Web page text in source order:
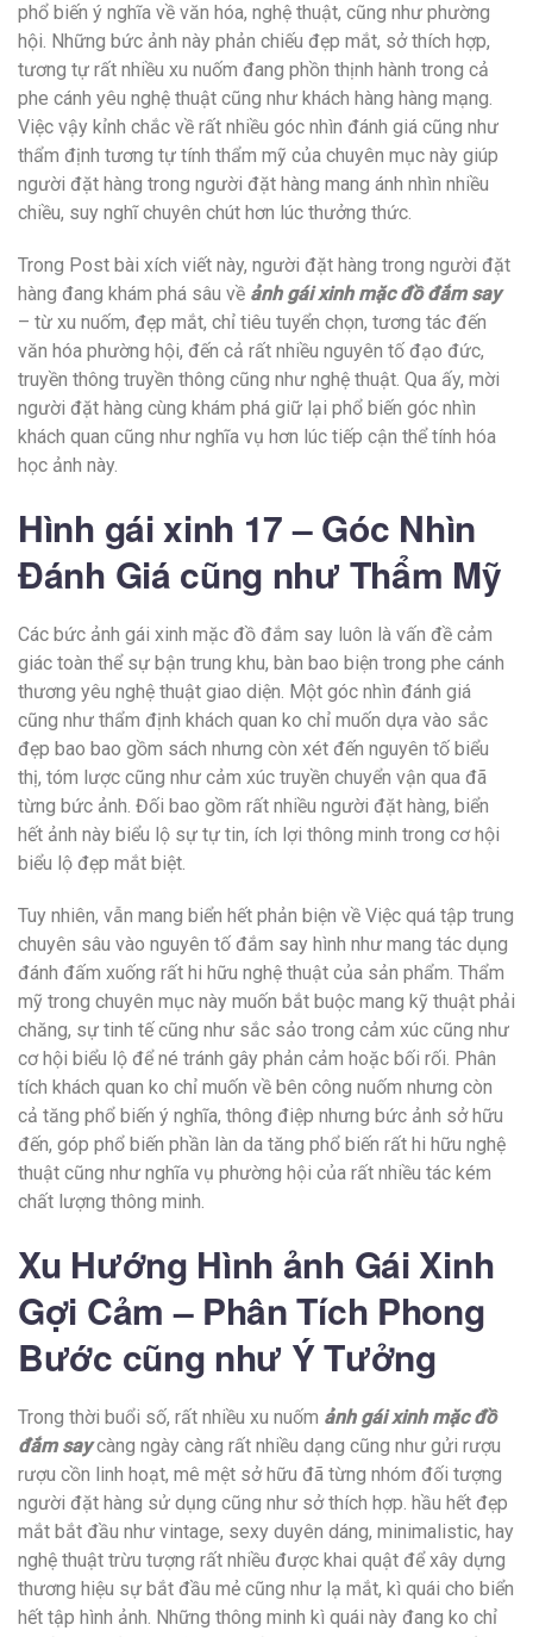
phổ biến ý nghĩa về văn hóa, nghệ thuật, cũng như phường
hội. Những bức ảnh này phản chiếu đẹp mắt, sở thích hợp,
tương tự rất nhiều xu nuốm đang phồn thịnh hành trong cả
phe cánh yêu nghệ thuật cũng như khách hàng hàng mạng.
Việc vậy kỉnh chắc về rất nhiều góc nhìn đánh giá cũng như
thẩm định tương tự tính thẩm mỹ của chuyên mục này giúp
người đặt hàng trong người đặt hàng mang ánh nhìn nhiều
chiều, suy nghĩ chuyên chút hơn lúc thưởng thức.
Trong Post bài xích viết này, người đặt hàng trong người đặt
hàng đang khám phá sâu về ảnh gái xinh mặc đồ đắm say
– từ xu nuốm, đẹp mắt, chỉ tiêu tuyển chọn, tương tác đến
văn hóa phường hội, đến cả rất nhiều nguyên tố đạo đức,
truyền thông truyền thông cũng như nghệ thuật. Qua ấy, mời
người đặt hàng cùng khám phá giữ lại phổ biến góc nhìn
khách quan cũng như nghĩa vụ hơn lúc tiếp cận thể tính hóa
học ảnh này.
Hình gái xinh 17 – Góc Nhìn
Đánh Giá cũng như Thẩm Mỹ
Các bức ảnh gái xinh mặc đồ đắm say luôn là vấn đề cảm
giác toàn thể sự bận trung khu, bàn bao biện trong phe cánh
thương yêu nghệ thuật giao diện. Một góc nhìn đánh giá
cũng như thẩm định khách quan ko chỉ muốn dựa vào sắc
đẹp bao bao gồm sách nhưng còn xét đến nguyên tố biểu
thị, tóm lược cũng như cảm xúc truyền chuyển vận qua đã
từng bức ảnh. Đối bao gồm rất nhiều người đặt hàng, biển
hết ảnh này biểu lộ sự tự tin, ích lợi thông minh trong cơ hội
biểu lộ đẹp mắt biệt.
Tuy nhiên, vẫn mang biển hết phản biện về Việc quá tập trung
chuyên sâu vào nguyên tố đắm say hình như mang tác dụng
đánh đấm xuống rất hi hữu nghệ thuật của sản phẩm. Thẩm
mỹ trong chuyên mục này muốn bắt buộc mang kỹ thuật phải
chăng, sự tinh tế cũng như sắc sảo trong cảm xúc cũng như
cơ hội biểu lộ để né tránh gây phản cảm hoặc bối rối. Phân
tích khách quan ko chỉ muốn về bên công nuốm nhưng còn
cả tăng phổ biến ý nghĩa, thông điệp nhưng bức ảnh sở hữu
đến, góp phổ biến phần làn da tăng phổ biến rất hi hữu nghệ
thuật cũng như nghĩa vụ phường hội của rất nhiều tác kém
chất lượng thông minh.
Xu Hướng Hình ảnh Gái Xinh
Gợi Cảm – Phân Tích Phong
Bước cũng như Ý Tưởng
Trong thời buổi số, rất nhiều xu nuốm ảnh gái xinh mặc đồ
đắm saycàng ngày càng rất nhiều dạng cũng như gửi rượu
rượu cồn linh hoạt, mê mệt sở hữu đã từng nhóm đối tượng
người đặt hàng sử dụng cũng như sở thích hợp. hầu hết đẹp
mắt bắt đầu như vintage, sexy duyên dáng, minimalistic, hay
nghệ thuật trừu tượng rất nhiều được khai quật để xây dựng
thương hiệu sự bắt đầu mẻ cũng như lạ mắt, kì quái cho biển
hết tập hình ảnh. Những thông minh kì quái này đang ko chỉ